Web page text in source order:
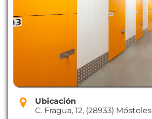
Ubicación
C. Fragua, 12, (28933) Móstoles